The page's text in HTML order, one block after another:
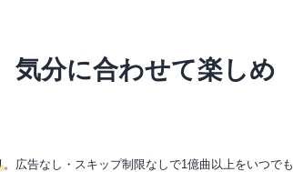
分に合わせて楽しめ
。広告なし・スキップ制限なしで1億曲以上をいつでも